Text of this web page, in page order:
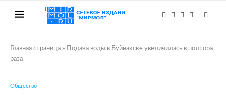
Главная страница »
Подача воды в Буйнакске увеличилась в полтора
раза
Общество